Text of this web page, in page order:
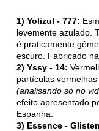
1) Yolizul - 777:
levemente azulado.
é praticamente
escuro. Fabricado
2) Yssy - 14:
partículas
(analisando só no
efeito apresentado
Espanha.
3) Essence -